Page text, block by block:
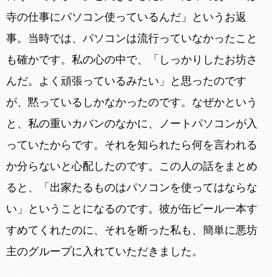
寺の仕事にパソコン使っているんだ」というお返
事。当時では、パソコンは流行っていなかったこと
も確かです。私の心の中で、「しっかりしたお坊さ
んだ。よく頑張っているみたい」と思ったのです
が、黙っているしかなかったのです。なぜかという
と、私の重いカバンのなかに、ノートパソコンが入
っていたからです。それを知られたら何を言われる
か分らないと心配したのです。この人の話をまとめ
ると、「出家たるものはパソコンを使ってはならな
い」ということになるのです。彼が缶ビール一本す
すめてくれたのに、それを断った私も、簡単に悪坊
主のグループに入れていただきました。